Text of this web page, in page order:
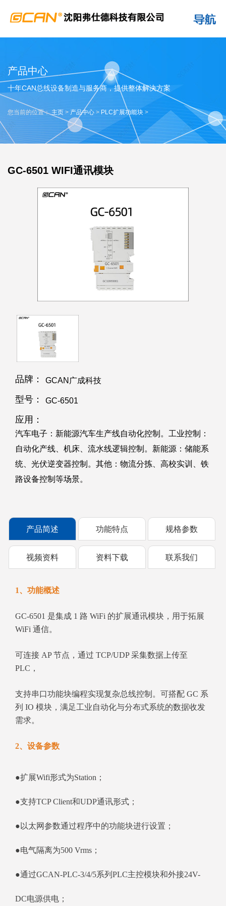
产品中心
十年CAN总线设备制造与服务商，提供整体解决方案
您当前的位置：主页 > 产品中心 > PLC扩展功能块 >
GC-6501 WIFI通讯模块
品牌： GCAN广成科技
型号： GC-6501
应用：
汽车电子：新能源汽车生产线自动化控制。工业控制：
自动化产线、机床、流水线逻辑控制。新能源：储能系
统、光伏逆变器控制。其他：物流分拣、高校实训、铁
路设备控制等场景。
产品简述 功能特点 规格参数
视频资料 资料下载 联系我们
1、功能概述
GC‑6501 是集成 1 路 WiFi 的扩展通讯模块，用于拓展
WiFi 通信。
可连接 AP 节点，通过 TCP/UDP 采集数据上传至
PLC，
支持串口功能块编程实现复杂总线控制。可搭配 GC 系
列 IO 模块，满足工业自动化与分布式系统的数据收发
需求。
2、设备参数
●扩展Wifi形式为Station；
●支持TCP Client和UDP通讯形式；
●以太网参数通过程序中的功能块进行设置；
●电气隔离为500 Vrms；
●通过GCAN-PLC-3/4/5系列PLC主控模块和外接24V-
DC电源供电；